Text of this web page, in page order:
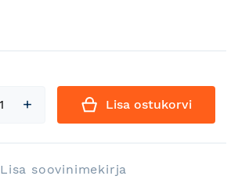
Lisa ostukorvi
Lisa soovinimekirja